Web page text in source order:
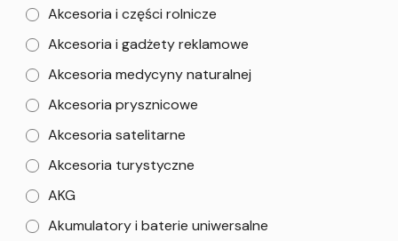
Akcesoria i części rolnicze
Akcesoria i gadżety reklamowe
Akcesoria medycyny naturalnej
Akcesoria prysznicowe
Akcesoria satelitarne
Akcesoria turystyczne
AKG
Akumulatory i baterie uniwersalne